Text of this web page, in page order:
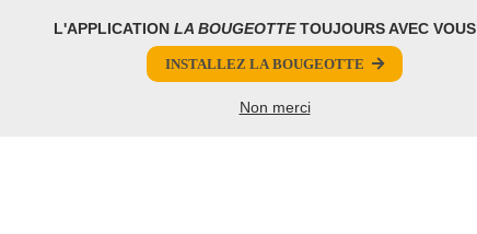
L'APPLICATION LA BOUGEOTTETOUJOURS AVEC VOUS
INSTALLEZ LA BOUGEOTTE
Non merci